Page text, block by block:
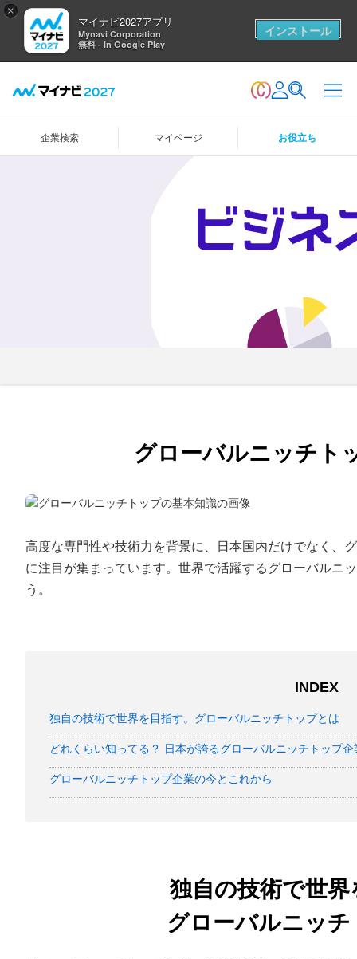
×
マイナビ2027アプリ
Mynavi Corporation
無料 - In Google Play
インストール
企業検索 マイページ お役立ち
グローバルニッチト
高度な専門性や技術力を背景に、日本国内だけでなく、
に注目が集まっています。世界で活躍するグローバルニ
う。
INDEX
独自の技術で世界を目指す。グローバルニッチトップとは
どれくらい知ってる？ 日本が誇るグローバルニッチトップ企
グローバルニッチトップ企業の今とこれから
独自の技術で世
グローバルニッ